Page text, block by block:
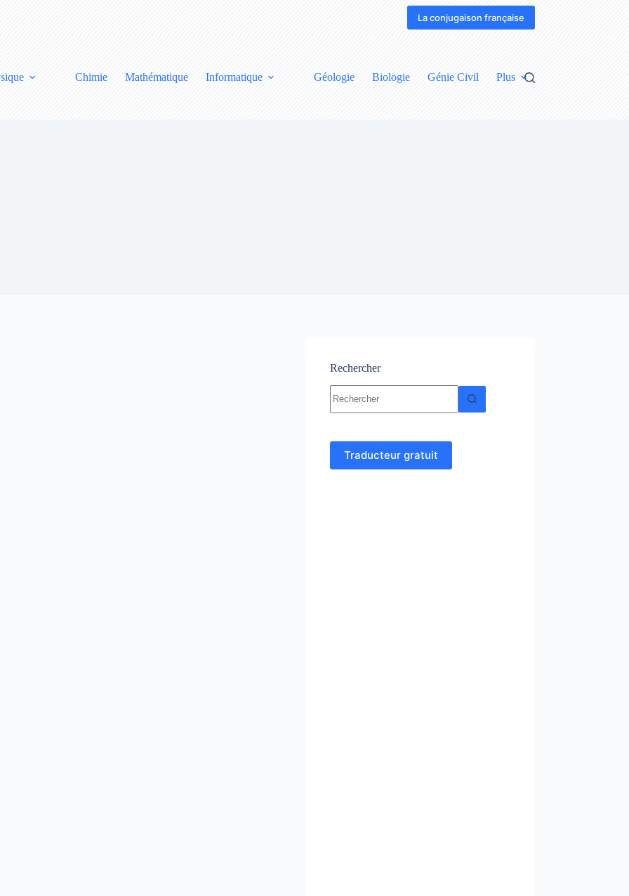
La conjugaison française
Chimie Mathématique Informatique Géologie Biologie Génie Civil Plus
Rechercher
résultat
Traducteur gratuit